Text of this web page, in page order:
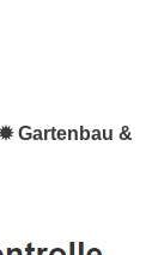
Gartenbau &